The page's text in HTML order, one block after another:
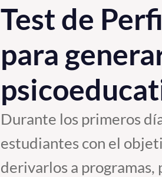
Test de
para
Durante los primeros
estudiantes con el
derivarlos a programas,